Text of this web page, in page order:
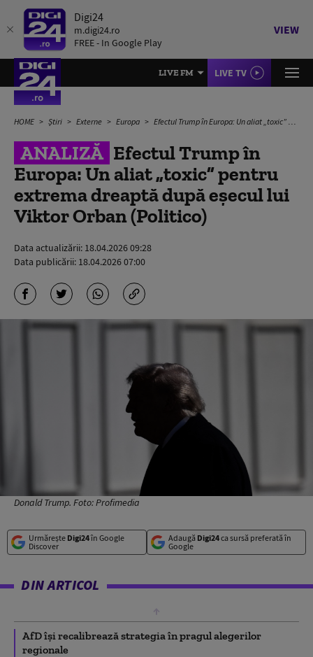
Digi24
m.digi24.ro
FREE - In Google Play
VIEW
LIVE FM LIVE TV
HOME Știri Externe Europa Efectul Trump în Europa: Un aliat „toxic” pentru extrema dreaptă după eşecul lui Viktor Orban (Politico)
ANALIZĂ Efectul Trump în
Europa: Un aliat „toxic” pentru
extrema dreaptă după eşecul lui
Viktor Orban (Politico)
Data actualizării: 18.04.2026 09:28
Data publicării: 18.04.2026 07:00
Donald Trump. Foto: Profimedia
Urmărește Digi24în Google
Discover
Adaugă Digi24ca sursă preferată în
Google
DIN ARTICOL
AfD îşi recalibrează strategia în pragul alegerilor
regionale